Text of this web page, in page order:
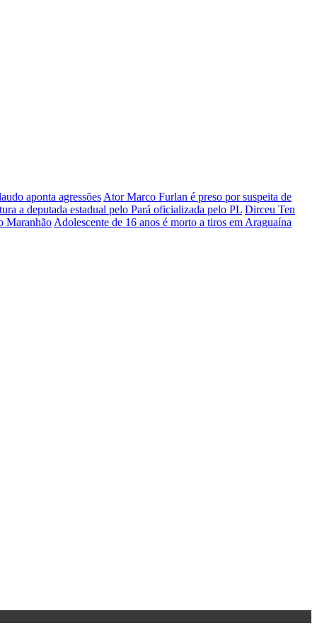
aponta agressões Ator Marco Furlan é preso por suspeita de
a deputada estadual pelo Pará oficializada pelo PL Dirceu Ten
Maranhão Adolescente de 16 anos é morto a tiros em Araguaína